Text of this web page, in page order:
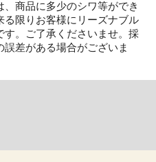
、商品に多少のシワ等ができ
る限りお客様にリーズナブル
す。ご了承くださいませ。採
差がある場合がございま